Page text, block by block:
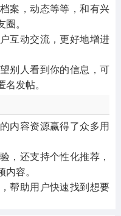
案，动态等等，和有兴
。
互动交流，更好地增进
别人看到你的信息，可
发帖。
内容资源赢得了众多用
，还支持个性化推荐，
容。
帮助用户快速找到想要